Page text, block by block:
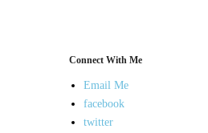
Connect With Me
Email Me
facebook
twitter